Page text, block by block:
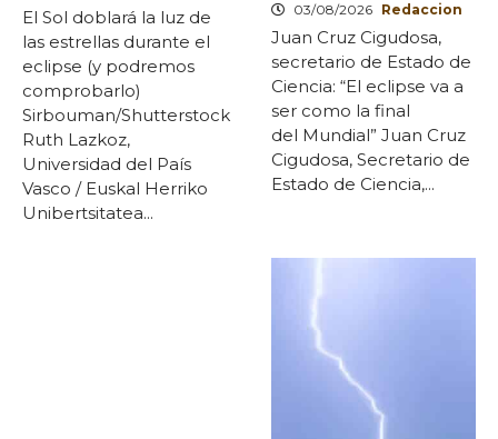
El Sol doblará la luz de
las estrellas durante el
eclipse (y podremos
comprobarlo)
Sirbouman/Shutterstock
Ruth Lazkoz,
Universidad del País
Vasco / Euskal Herriko
Unibertsitatea...
03/08/2026 Redaccion
Juan Cruz Cigudosa,
secretario de Estado de
Ciencia: “El eclipse va a
ser como la final
del Mundial” Juan Cruz
Cigudosa, Secretario de
Estado de Ciencia,...